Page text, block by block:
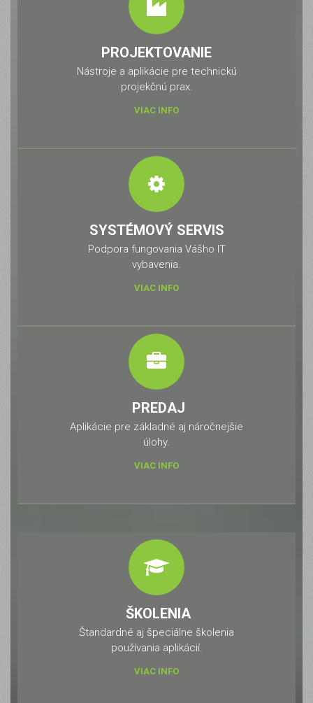
PROJEKTOVANIE
Nástroje a aplikácie pre technickú
projekčnú prax.
VIAC INFO
SYSTÉMOVÝ SERVIS
Podpora fungovania Vášho IT
vybavenia.
VIAC INFO
PREDAJ
Aplikácie pre základné aj náročnejšie
úlohy.
VIAC INFO
ŠKOLENIA
Štandardné aj špeciálne školenia
používania aplikácií.
VIAC INFO